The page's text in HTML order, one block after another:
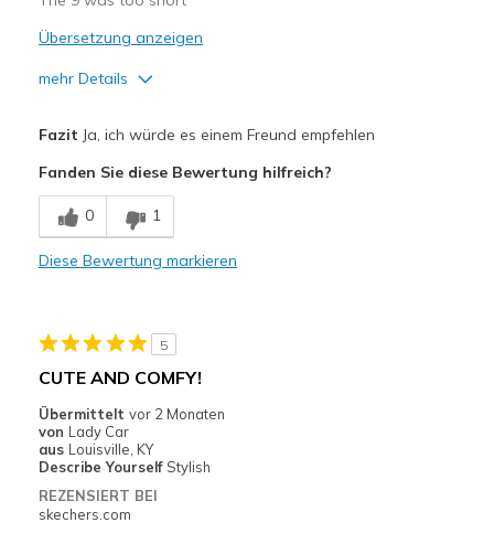
Übersetzung anzeigen
mehr Details
Geeignete Verwendung
Casual Wear
Travel
Sizing
Feels full size too small
View On Shoes
Shoes are for Wearing
Fazit Ja, ich würde es einem Freund empfehlen
Fanden Sie diese Bewertung hilfreich?
0 1
Diese Bewertung markieren
5
CUTE AND COMFY!
Übermittelt vor 2 Monaten
von Lady Car
aus Louisville, KY
Describe Yourself Stylish
REZENSIERT BEI
skechers.com